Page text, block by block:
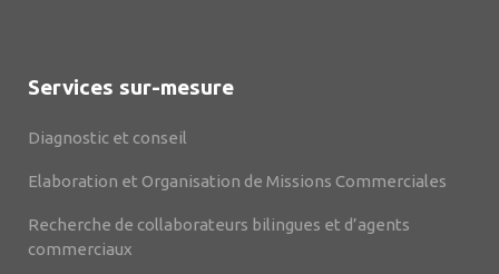
Services sur-mesure
Diagnostic et conseil
Elaboration et Organisation de Missions Commerciales
Recherche de collaborateurs bilingues et d’agents
commerciaux